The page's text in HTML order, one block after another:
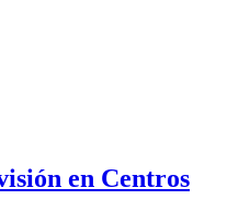
en Centros